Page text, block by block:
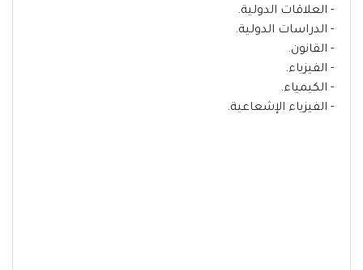
- العلاقات الدولية.
- الدراسات الدولية.
- القانون.
- الفيزياء.
- الكيمياء.
- الفيزياء الإشعاعية.